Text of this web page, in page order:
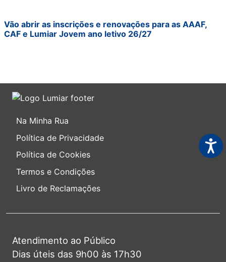
Vão abrir as inscrições e renovações para as AAAF,
CAF e Lumiar Jovem ano letivo 26/27
Na Minha Rua
Política de Privacidade
Política de Cookies
Termos e Condições
Livro de Reclamações
Atendimento ao Público
Dias úteis das 9h00 às 17h30